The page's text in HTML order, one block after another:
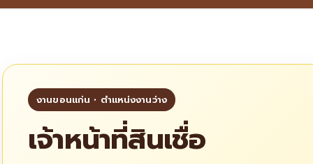
เจ้าหน้าที่สินเชื่อ